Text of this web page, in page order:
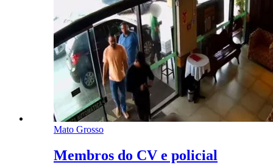
Mato Grosso
Membros do CV e policial